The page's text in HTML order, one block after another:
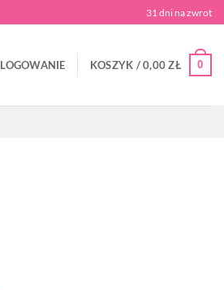
31 dni na zwrot
LOGOWANIE KOSZYK /0,00ZŁ 0